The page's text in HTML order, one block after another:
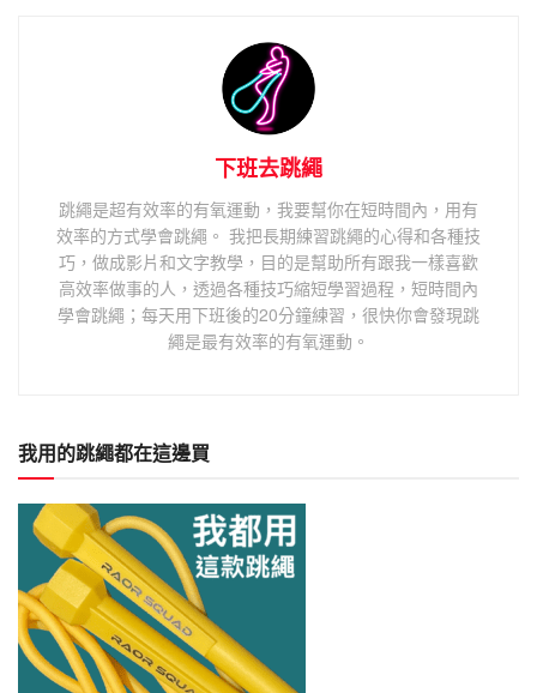
下班去跳繩
跳繩是超有效率的有氧運動，我要幫你在短時間內，用有
效率的方式學會跳繩。 我把長期練習跳繩的心得和各種技
巧，做成影片和文字教學，目的是幫助所有跟我一樣喜歡
高效率做事的人，透過各種技巧縮短學習過程，短時間內
學會跳繩；每天用下班後的20分鐘練習，很快你會發現跳
繩是最有效率的有氧運動。
我用的跳繩都在這邊買